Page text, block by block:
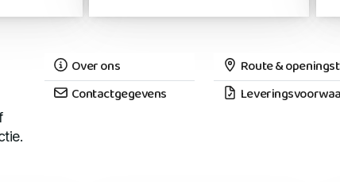
Over ons
Contactgegevens
Route &